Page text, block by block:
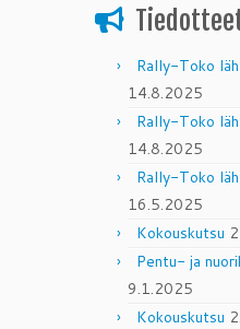
Rally-Toko
14.8.2025
Rally-Toko
14.8.2025
Rally-Toko
16.5.2025
Kokouskutsu
Pentu- ja
9.1.2025
Kokouskutsu